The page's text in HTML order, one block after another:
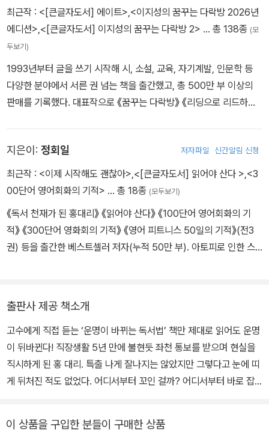
최근작 : <[큰글자도서] 에이트> <이지성의 꿈꾸는 다락방 2026년
에디션> <[큰글자도서] 이지성의 꿈꾸는 다락방 2> … 총 138종 (모
두보기)
1993년부터 글을 쓰기 시작해 시, 소설, 교육, 자기계발, 인문학 등
다양한 분야에서 서른 권 넘는 책을 출간했고, 총 500만 부 이상의
판매를 기록했다. 대표작으로 《꿈꾸는 다락방》 《리딩으로 리드하라》
v 폴레폴레 / cafe.daum.net/wfwijs 페이스북 / fb.com/wfweji
sung
지은이: 정회일 저자파일 신간알림 신청
최근작 : <이제 시작해도 괜찮아> <[큰글자도서] 읽어야 산다 > <3
00단어 영어회화의 기적> … 총 18종 (모두보기)
《독서 천재가 된 홍대리》 《읽어야 산다》 《100단어 영어회화의 기
적》 《300단어 영화회의 기적》 《영어 피트니스 50일의 기적》(전3
권) 등을 출간한 베스트셀러 저자(누적 50만 부). 아토피로 인한 스
다양한 일에 매진했다. 비전공, 비연수 출신으로 독학 6개월 만에 영
어 강의에 ‘도전’해서 결국 한국인이 해외연수 없이 영어를 익히는 훈
련법을 개발했다. 서울 강남에서 ㈜영나한(영어연수, 나는 한국에서
한다)을 운영하며 억대 연봉 원장이 되었고, 왕초보 영어 수강생을 강
사로 만들기도 했다. 늦은 출발과는 달리 그의 성공은 빠르게 진행되
하지 않고 국내 어학연수, 무자본 창업, 실천 독서와 글쓰기, 부동산,
출판사 제공 책소개
고수에게 직접 듣는 ‘운명이 바뀌는 독서법’ 책만 제대로 읽어도 운명
이 뒤바뀐다! 직장생활 5년 만에 불현듯 좌천 통보를 받으며 현실을
직시하게 된 홍 대리. 특출 나게 잘나지는 않았지만 그렇다고 눈에 띠
게 뒤처진 적도 없었다. 어디서부터 꼬인 걸까? 어디서부터 바로 잡
젝트’에 돌입하게 되는데...... 이 책은 베스트셀러 작가이자 국민 희망
이 상품을 구입한 분들이 구매한 상품